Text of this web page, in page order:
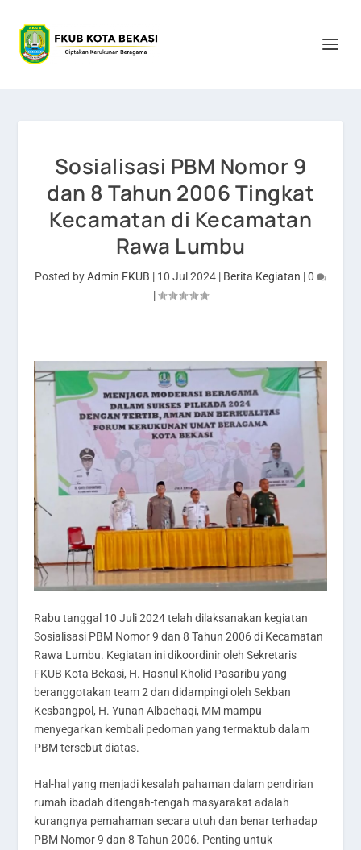
Sosialisasi PBM Nomor 9
dan 8 Tahun 2006 Tingkat
Kecamatan di Kecamatan
Rawa Lumbu
Posted byAdmin FKUB | 10 Jul 2024 | Berita Kegiatan |0
|
Rabu tanggal 10 Juli 2024 telah dilaksanakan kegiatan
Sosialisasi PBM Nomor 9 dan 8 Tahun 2006 di Kecamatan
Rawa Lumbu. Kegiatan ini dikoordinir oleh Sekretaris
FKUB Kota Bekasi, H. Hasnul Kholid Pasaribu yang
beranggotakan team 2 dan didampingi oleh Sekban
Kesbangpol, H. Yunan Albaehaqi, MM mampu
menyegarkan kembali pedoman yang termaktub dalam
PBM tersebut diatas.
Hal-hal yang menjadi kesalah pahaman dalam pendirian
rumah ibadah ditengah-tengah masyarakat adalah
kurangnya pemahaman secara utuh dan benar terhadap
PBM Nomor 9 dan 8 Tahun 2006. Penting untuk